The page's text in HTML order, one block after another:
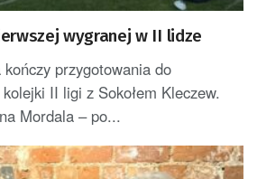
wygranej w II lidze
przygotowania do
II ligi z Sokołem Kleczew.
Mordala – po...